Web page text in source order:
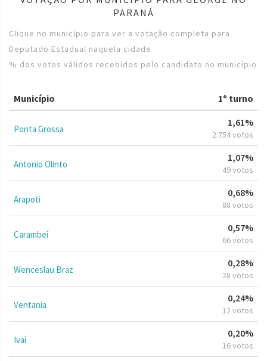
PARANÁ
Clique no município para ver a votação completa para
Deputado Estadual naquela cidade
% dos votos válidos recebidos pelo candidato no município
Município 1º turno
Ponta Grossa
1,61%
2.754 votos
Antonio Olinto
1,07%
49 votos
Arapoti
0,68%
88 votos
Carambeí
0,57%
66 votos
Wenceslau Braz
0,28%
28 votos
Ventania
0,24%
12 votos
Ivaí
0,20%
16 votos